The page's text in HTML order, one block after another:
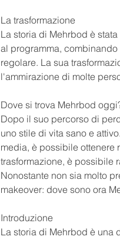
La trasformazione
La storia di Mehrbod è
al programma,
regolare. La sua
l'ammirazione di molte
Dove si trova Mehrbod
Dopo il suo percorso di
uno stile di vita sano e
media, è possibile ottenere
trasformazione, è possibile
Nonostante non sia molto
makeover: dove sono ora
Introduzione
La storia di Mehrbod è una